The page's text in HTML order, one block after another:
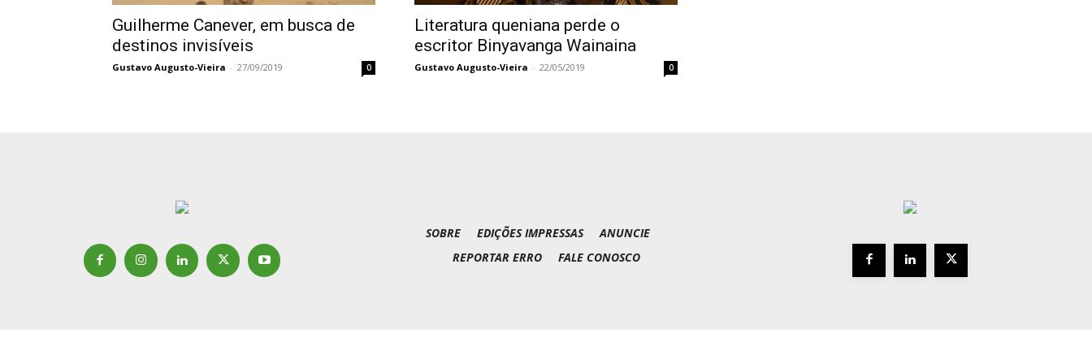
Guilherme Canever, em busca de
destinos invisíveis
Gustavo Augusto-Vieira - 27/09/2019 0
Literatura queniana perde o
escritor Binyavanga Wainaina
Gustavo Augusto-Vieira - 22/05/2019 0
SOBRE EDIÇÕES IMPRESSAS
ANUNCIE
REPORTAR ERRO
FALE CONOSCO